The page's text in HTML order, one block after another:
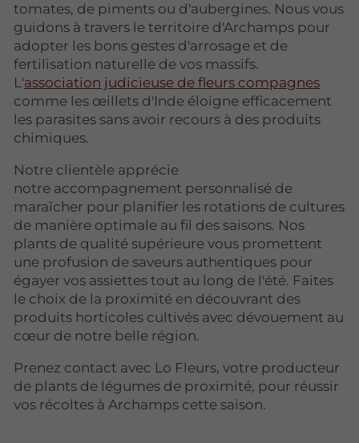
tomates, de piments ou d'aubergines. Nous vous
guidons à travers le territoire d'Archamps pour
adopter les bons gestes d'arrosage et de
fertilisation naturelle de vos massifs.
L'association judicieuse de fleurs compagnes
comme les œillets d'Inde éloigne efficacement
les parasites sans avoir recours à des produits
chimiques.
Notre clientèle apprécie
notre accompagnement personnalisé de
maraîcher pour planifier les rotations de cultures
de manière optimale au fil des saisons. Nos
plants de qualité supérieure vous promettent
une profusion de saveurs authentiques pour
égayer vos assiettes tout au long de l'été. Faites
le choix de la proximité en découvrant des
produits horticoles cultivés avec dévouement au
cœur de notre belle région.
Prenez contact avec Lo Fleurs, votre producteur
de plants de légumes de proximité, pour réussir
vos récoltes à Archamps cette saison.